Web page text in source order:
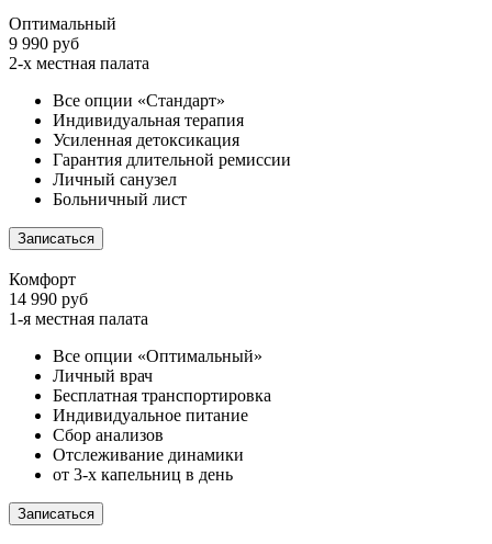
Оптимальный
9 990 руб
2-х местная палата
Все опции «Стандарт»
Индивидуальная терапия
Усиленная детоксикация
Гарантия длительной ремиссии
Личный санузел
Больничный лист
Записаться
Комфорт
14 990 руб
1-я местная палата
Все опции «Оптимальный»
Личный врач
Бесплатная транспортировка
Индивидуальное питание
Сбор анализов
Отслеживание динамики
от 3-х капельниц в день
Записаться